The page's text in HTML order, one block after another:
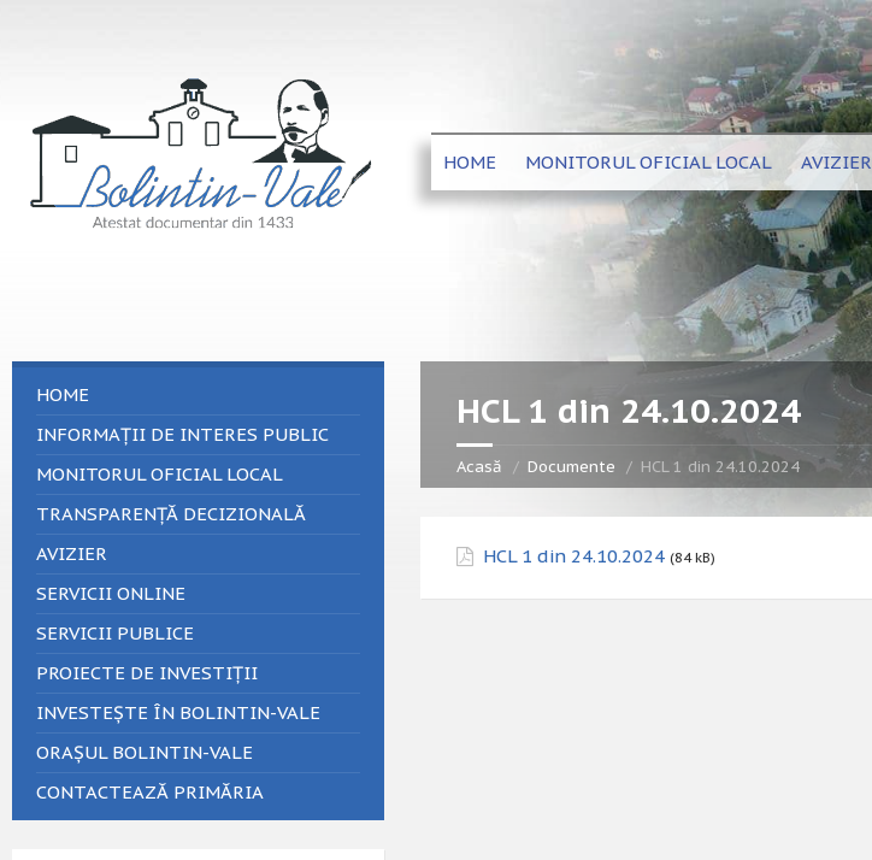
HOME MONITORUL OFICIAL LOCAL AVIZIER
HCL 1 din 24.10.2024
Acasă Documente HCL 1 din 24.10.2024
HCL 1 din 24.10.2024 (84 kB)
HOME
INFORMAȚII DE INTERES PUBLIC
MONITORUL OFICIAL LOCAL
TRANSPARENȚĂ DECIZIONALĂ
AVIZIER
SERVICII ONLINE
SERVICII PUBLICE
PROIECTE DE INVESTIȚII
INVESTEȘTE ÎN BOLINTIN-VALE
ORAȘUL BOLINTIN-VALE
CONTACTEAZĂ PRIMĂRIA